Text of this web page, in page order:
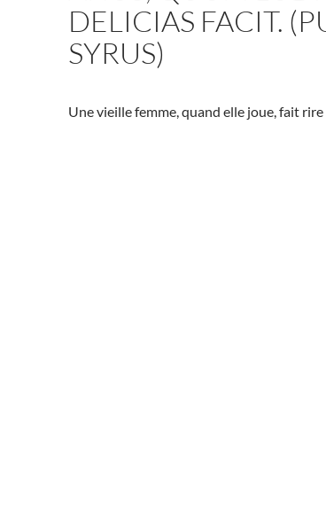
DELICIAS FACIT.
SYRUS)
Une vieille femme, quand elle joue, fait